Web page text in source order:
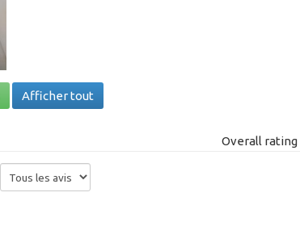
Afficher tout
Overall